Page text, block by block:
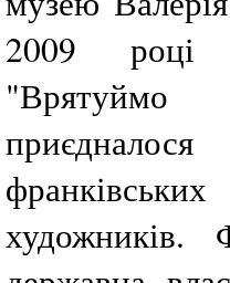
2009 році